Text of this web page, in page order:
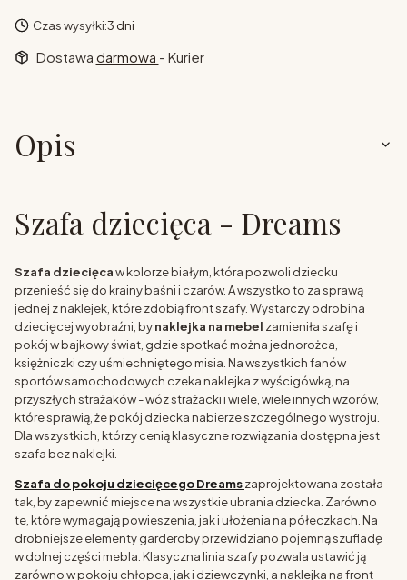
Czas wysyłki:3 dni
Dostawa darmowa - Kurier
Opis
Szafa dziecięca - Dreams
Szafa dziecięcaw kolorze białym, która pozwoli dziecku
przenieść się do krainy baśni i czarów. A wszystko to za sprawą
jednej z naklejek, które zdobią front szafy. Wystarczy odrobina
dziecięcej wyobraźni, bynaklejka na mebel zamieniła szafę i
pokój w bajkowy świat, gdzie spotkać można jednorożca,
księżniczki czy uśmiechniętego misia. Na wszystkich fanów
sportów samochodowych czeka naklejka z wyścigówką, na
przyszłych strażaków - wóz strażacki i wiele, wiele innych wzorów,
które sprawią, że pokój dziecka nabierze szczególnego wystroju.
Dla wszystkich, którzy cenią klasyczne rozwiązania dostępna jest
szafa bez naklejki.
Szafa do pokoju dziecięcego Dreamszaprojektowana została
tak, by zapewnić miejsce na wszystkie ubrania dziecka. Zarówno
te, które wymagają powieszenia, jak i ułożenia na półeczkach. Na
drobniejsze elementy garderoby przewidziano pojemną szufladę
w dolnej części mebla. Klasyczna linia szafy pozwala ustawić ją
zarówno w pokoju chłopca, jak i dziewczynki, a naklejka na front